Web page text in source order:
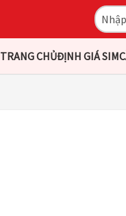
TRANG CHỦĐỊNH GIÁ SIM